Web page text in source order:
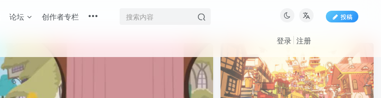
论坛 创作者专栏 投稿
登录 注册